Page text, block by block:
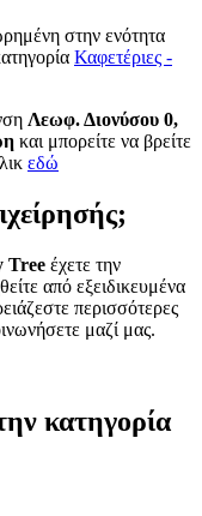
στην ενότητα
Καφετέριες -
Λεωφ. Διονύσου 0,
και μπορείτε να βρείτε
εδώ
Tree έχετε την
από εξειδικευμένα
περισσότερες
μαζί μας.
κατηγορία